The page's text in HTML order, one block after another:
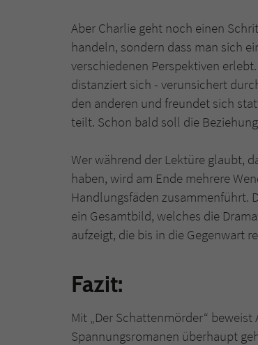
Aber Charlie geht noch einen
handeln, sondern dass man sich
verschiedenen Perspektiven
distanziert sich - verunsichert
den anderen und freundet sich
teilt. Schon bald soll die
Wer während der Lektüre glaubt,
haben, wird am Ende mehrere
Handlungsfäden zusammenführt.
ein Gesamtbild, welches die
aufzeigt, die bis in die Gegenwart
Fazit:
Mit „Der Schattenmörder“
Spannungsromanen überhaupt